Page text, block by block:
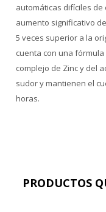
automáticas difíciles
aumento significativo
5 veces superior a la
cuenta con una
complejo de Zinc y del
sudor y mantienen el
horas.
PRODUCTOS